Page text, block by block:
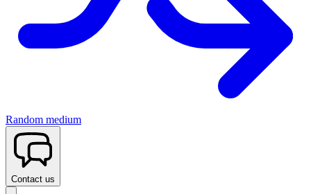
Random medium
Contact us